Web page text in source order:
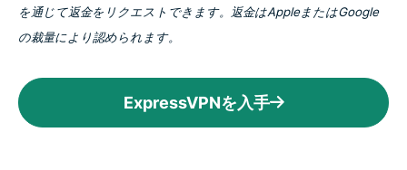
を通じて返金をリクエストできます。返金はAppleまたはGoogle
の裁量により認められます。
ExpressVPNを入手